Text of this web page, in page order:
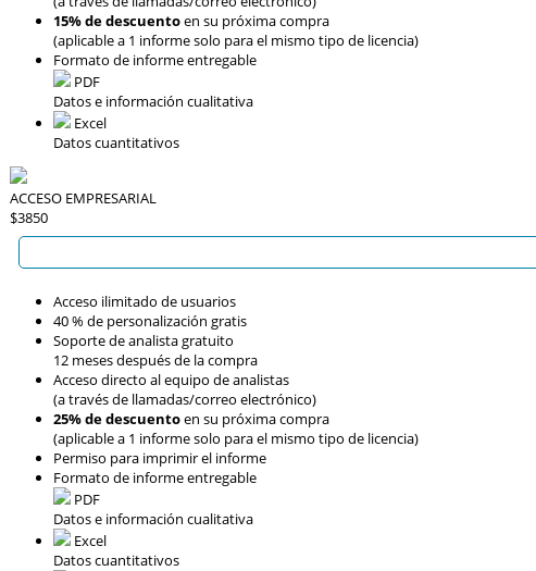
15% de descuentoen su próxima compra
(aplicable a 1 informe solo para el mismo tipo de licencia)
Formato de informe entregable
PDF
Datos e información cualitativa
Excel
Datos cuantitativos
ACCESO EMPRESARIAL
$3850
Acceso ilimitado de usuarios
40 % de personalización gratis
Soporte de analista gratuito
12 meses después de la compra
Acceso directo al equipo de analistas
(a través de llamadas/correo electrónico)
25% de descuentoen su próxima compra
(aplicable a 1 informe solo para el mismo tipo de licencia)
Permiso para imprimir el informe
Formato de informe entregable
PDF
Datos e información cualitativa
Excel
Datos cuantitativos